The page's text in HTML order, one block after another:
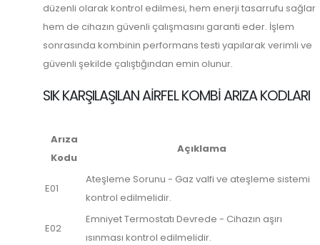
düzenli olarak kontrol edilmesi, hem enerji tasarrufu sağlar
hem de cihazın güvenli çalışmasını garanti eder. İşlem
sonrasında kombinin performans testi yapılarak verimli ve
güvenli şekilde çalıştığından emin olunur.
SIK KARŞILAŞILAN AIRFEL KOMBI ARIZA KODLARI
Arıza
Kodu
Açıklama
E01
Ateşleme Sorunu - Gaz valfi ve ateşleme sistemi
kontrol edilmelidir.
E02
Emniyet Termostatı Devrede - Cihazın aşırı
ısınması kontrol edilmelidir.